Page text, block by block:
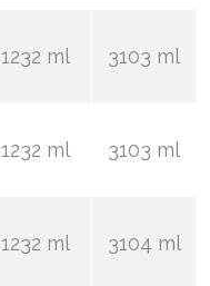
1232 ml 3103 ml
1232 ml 3103 ml
1232 ml 3104 ml